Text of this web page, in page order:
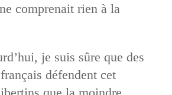
comprenait rien à la
je suis sûre que des
défendent cet